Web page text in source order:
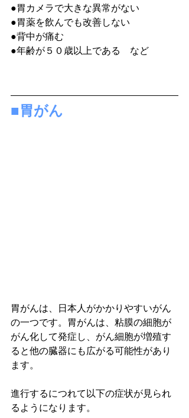
●胃カメラで大きな異常がない
●胃薬を飲んでも改善しない
●背中が痛む
●年齢が５０歳以上である　など
■胃がん
胃がんは、日本人がかかりやすいがん
の一つです。胃がんは、粘膜の細胞が
がん化して発症し、がん細胞が増殖す
ると他の臓器にも広がる可能性があり
ます。
進行するにつれて以下の症状が見られ
るようになります。